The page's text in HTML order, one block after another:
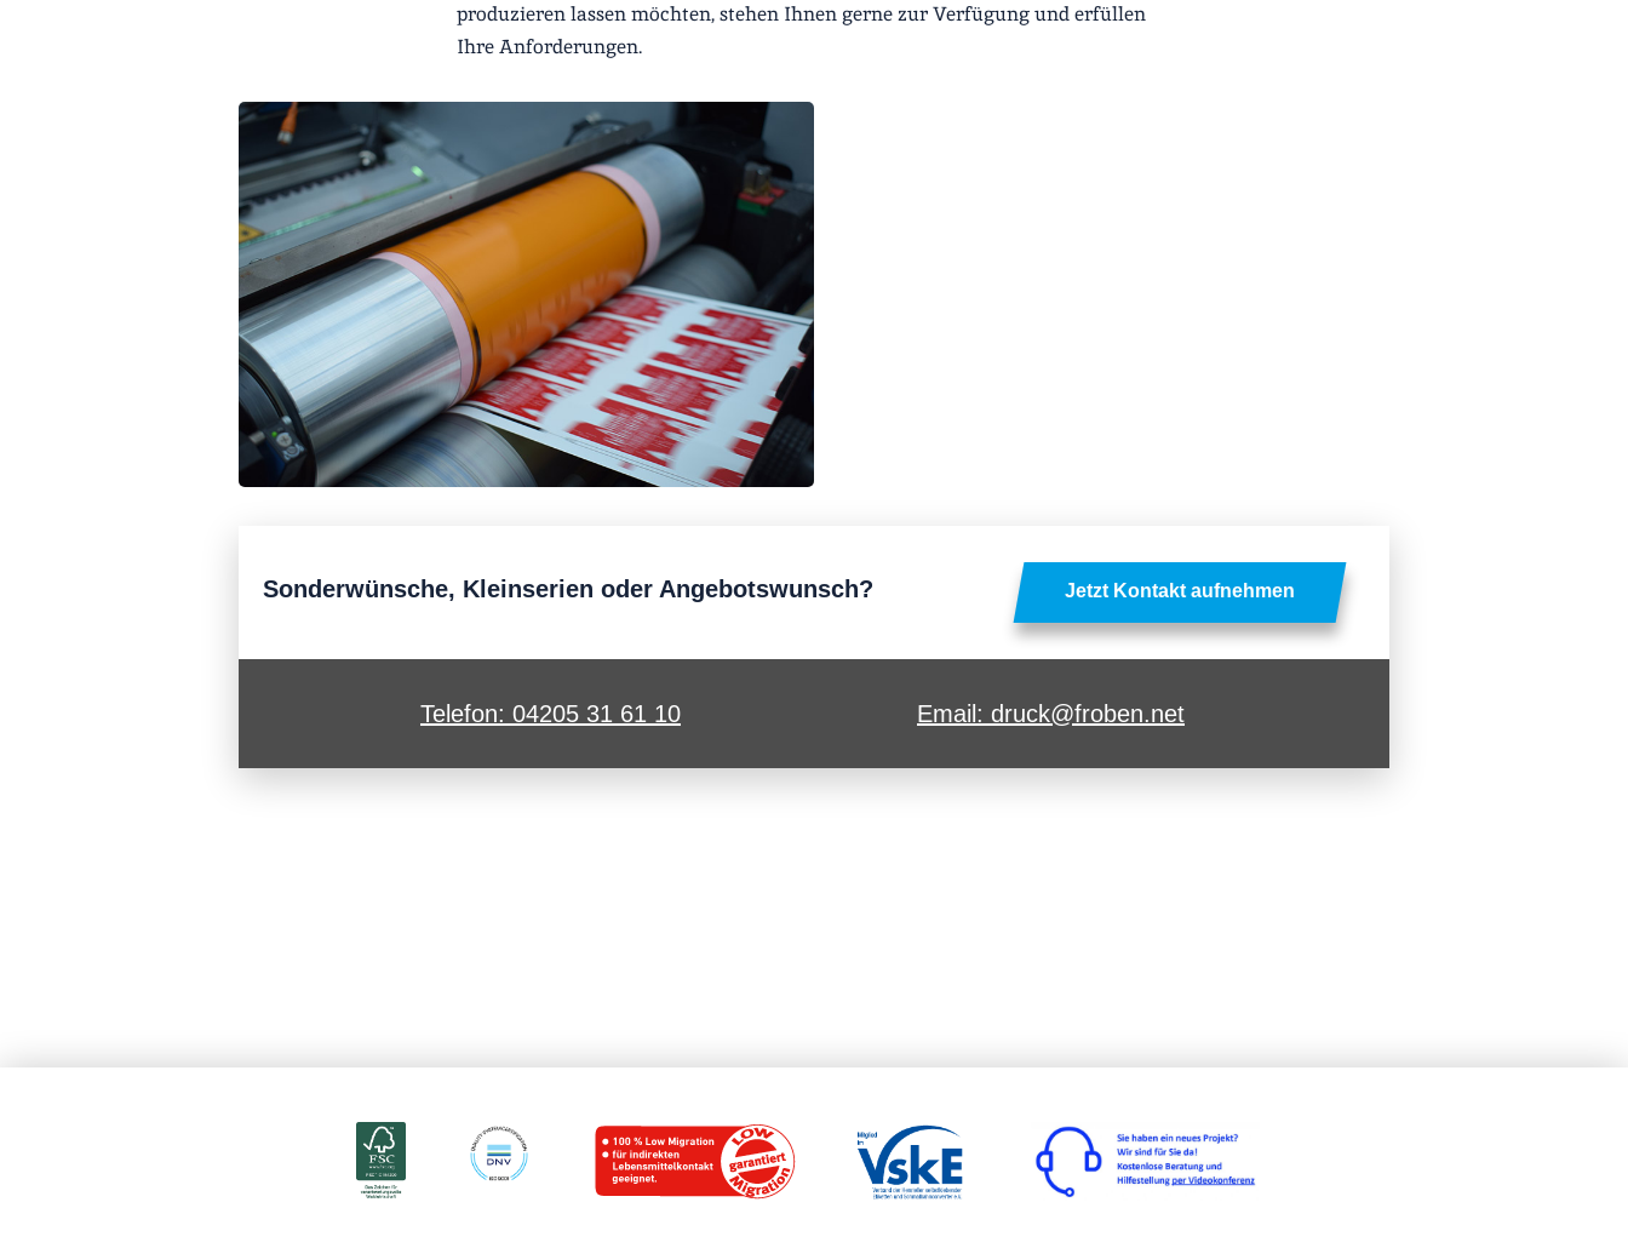
produzieren lassen möchten, stehen Ihnen gerne zur Verfügung und erfüllen
Ihre Anforderungen.
Sonderwünsche, Kleinserien oder Angebotswunsch? Jetzt Kontakt aufnehmen
Telefon: 04205 31 61 10 Email: druck@froben.net